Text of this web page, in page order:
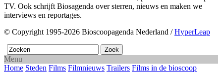
TV. Ook schrijft Biosagenda over sterren, nieuws en maken we
interviews en reportages.
© Copyright 1995-2026 Bioscoopagenda Nederland /HyperLeap
Menu
Home Steden Films Filmnieuws Trailers Films in de bioscoop